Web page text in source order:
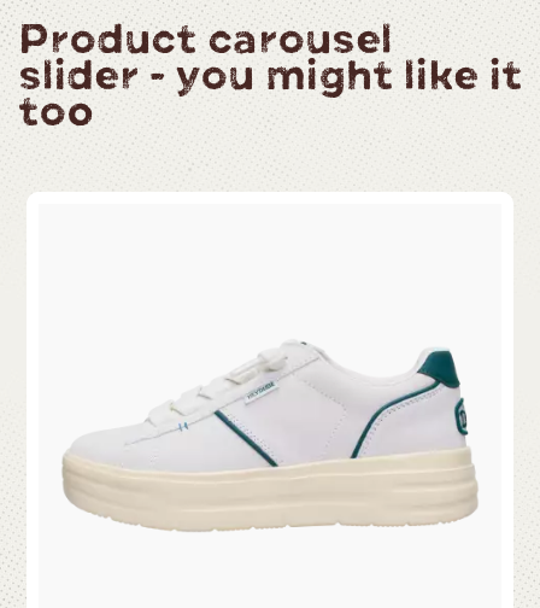
Product carousel
slider - you might like it
too